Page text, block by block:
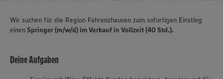
Wir suchen für die Region Fahrenzhausen zum sofortigen Einstieg
einen Springer (m/w/d) im Verkauf in Vollzeit (40 Std.).
Deine Aufgaben